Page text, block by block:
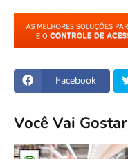
Facebook
Você Vai Gostar